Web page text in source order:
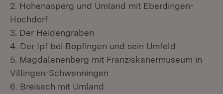
2. Hohenasperg und Umland mit Eberdingen-
Hochdorf
3. Der Heidengraben
4. Der Ipf bei Bopfingen und sein Umfeld
5. Magdalenenberg mit Franziskanermuseum in
Villingen-Schwenningen
6. Breisach mit Umland